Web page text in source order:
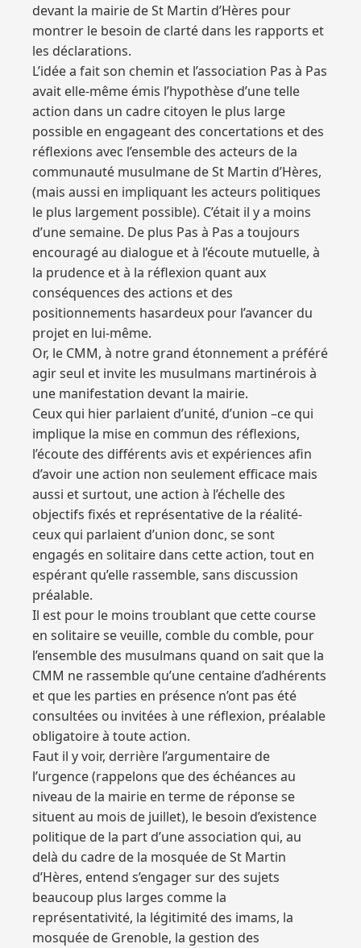
devant la mairie de St Martin d’Hères pour
montrer le besoin de clarté dans les rapports et
les déclarations.
L’idée a fait son chemin et l’association Pas à Pas
avait elle-même émis l’hypothèse d’une telle
action dans un cadre citoyen le plus large
possible en engageant des concertations et des
réflexions avec l’ensemble des acteurs de la
communauté musulmane de St Martin d’Hères,
(mais aussi en impliquant les acteurs politiques
le plus largement possible). C’était il y a moins
d’une semaine. De plus Pas à Pas a toujours
encouragé au dialogue et à l’écoute mutuelle, à
la prudence et à la réflexion quant aux
conséquences des actions et des
positionnements hasardeux pour l’avancer du
projet en lui-même.
Or, le CMM, à notre grand étonnement a préféré
agir seul et invite les musulmans martinérois à
une manifestation devant la mairie.
Ceux qui hier parlaient d’unité, d’union –ce qui
implique la mise en commun des réflexions,
l’écoute des différents avis et expériences afin
d’avoir une action non seulement efficace mais
aussi et surtout, une action à l’échelle des
objectifs fixés et représentative de la réalité-
ceux qui parlaient d’union donc, se sont
engagés en solitaire dans cette action, tout en
espérant qu’elle rassemble, sans discussion
préalable.
Il est pour le moins troublant que cette course
en solitaire se veuille, comble du comble, pour
l’ensemble des musulmans quand on sait que la
CMM ne rassemble qu’une centaine d’adhérents
et que les parties en présence n’ont pas été
consultées ou invitées à une réflexion, préalable
obligatoire à toute action.
Faut il y voir, derrière l’argumentaire de
l’urgence (rappelons que des échéances au
niveau de la mairie en terme de réponse se
situent au mois de juillet), le besoin d’existence
politique de la part d’une association qui, au
delà du cadre de la mosquée de St Martin
d’Hères, entend s’engager sur des sujets
beaucoup plus larges comme la
représentativité, la légitimité des imams, la
mosquée de Grenoble, la gestion des